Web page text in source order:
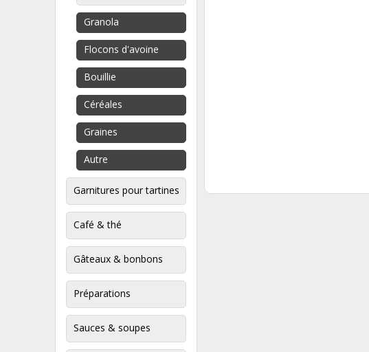
Granola
Flocons d'avoine
Bouillie
Céréales
Graines
Autre
Garnitures pour tartines
Café & thé
Gâteaux & bonbons
Préparations
Sauces & soupes